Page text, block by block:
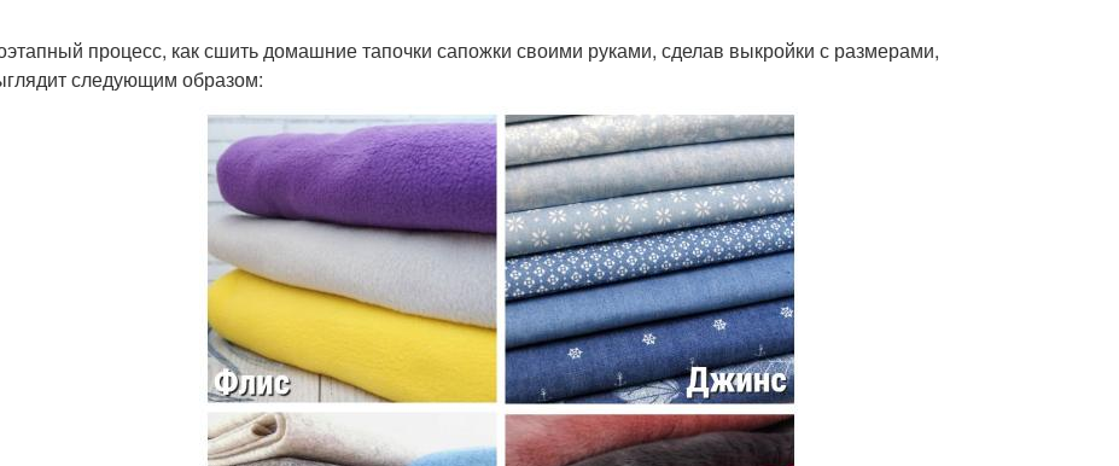
процесс, как сшить домашние тапочки сапожки своими руками, сделав выкройки с размерами,
следующим образом: